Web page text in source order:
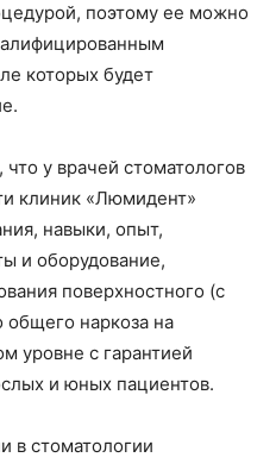
поэтому ее можно
которых будет
у врачей стоматологов
клиник «Люмидент»
навыки, опыт,
и оборудование,
поверхностного (с
общего наркоза на
уровне с гарантией
и юных пациентов.
в стоматологии